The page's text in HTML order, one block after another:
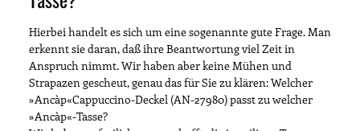
Hierbei handelt es sich um eine sogenannte gute Frage. Man
erkennt sie daran, daß ihre Beantwortung viel Zeit in
Anspruch nimmt. Wir haben aber keine Mühen und
Strapazen gescheut, genau das für Sie zu klären: Welcher
»Ancàp«Cappuccino-Deckel (AN-27980) passt zu welcher
»Ancàp«-Tasse?